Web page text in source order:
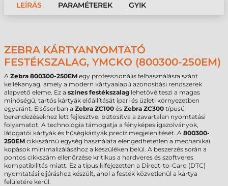
LEÍRÁS PARAMÉTEREK GYIK
ZEBRA KÁRTYANYOMTATÓ
FESTÉKSZALAG, YMCKO (800300-250EM)
A Zebra 800300-250EM egy professzionális felhasználásra szánt
kellékanyag, amely a modern kártyaalapú azonosítási rendszerek
alapvető eleme. Ez a színes festékszalag lehetővé teszi a magas
minőségű, tartós kártyák előállítását ipari és üzleti környezetben
egyaránt. Elsősorban a Zebra ZC100 és Zebra ZC300 típusú
berendezésekhez lett fejlesztve, biztosítva a zavartalan nyomtatási
folyamatot. A technológia támogatja a fényképes igazolványok,
látogatói kártyák és hűségkártyák precíz megjelenítését. A 800300-
250EM cikkszámú egység használata elengedhetetlen a mechanikai
kopások minimalizálásához a készüléken belül. A beszerzés során a
pontos cikkszám ellenőrzése kritikus a hardveres és szoftveres
kompatibilitás miatt. Ez a típus kifejezetten a Direct-to-Card (DTC)
nyomtatási eljáráshoz készült, ahol a festék közvetlenül a kártya
felületére kerül.